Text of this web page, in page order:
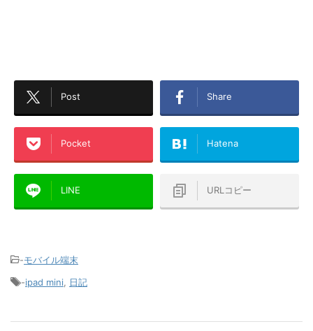
Post Share
Pocket Hatena
LINE URLコピー
-モバイル端末
-ipad mini 日記